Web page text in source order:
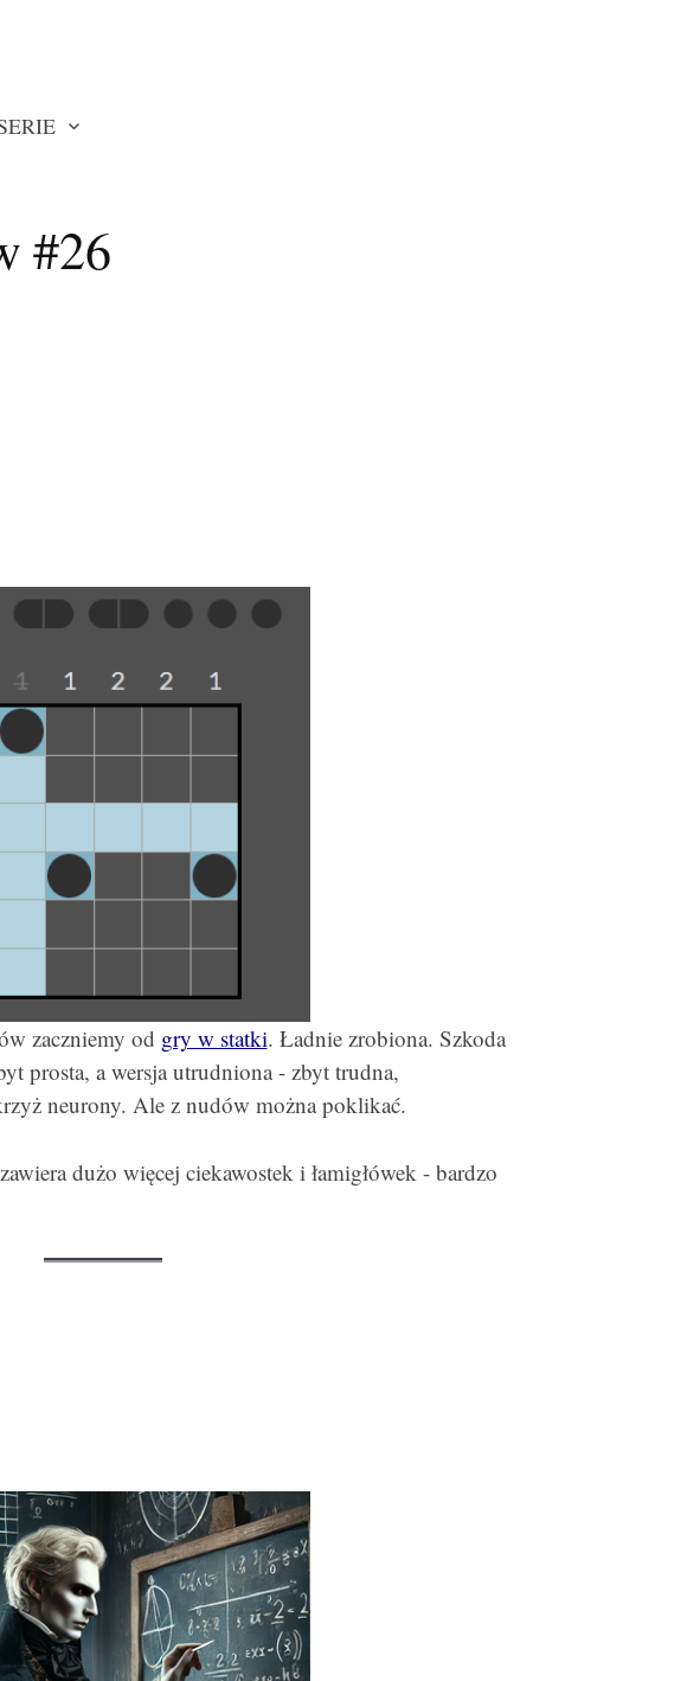
#26
zaczniemy od gry w statki. Ładnie zrobiona. Szkoda
prosta, a wersja utrudniona - zbyt trudna,
neurony. Ale z nudów można poklikać.
dużo więcej ciekawostek i łamigłówek - bardzo